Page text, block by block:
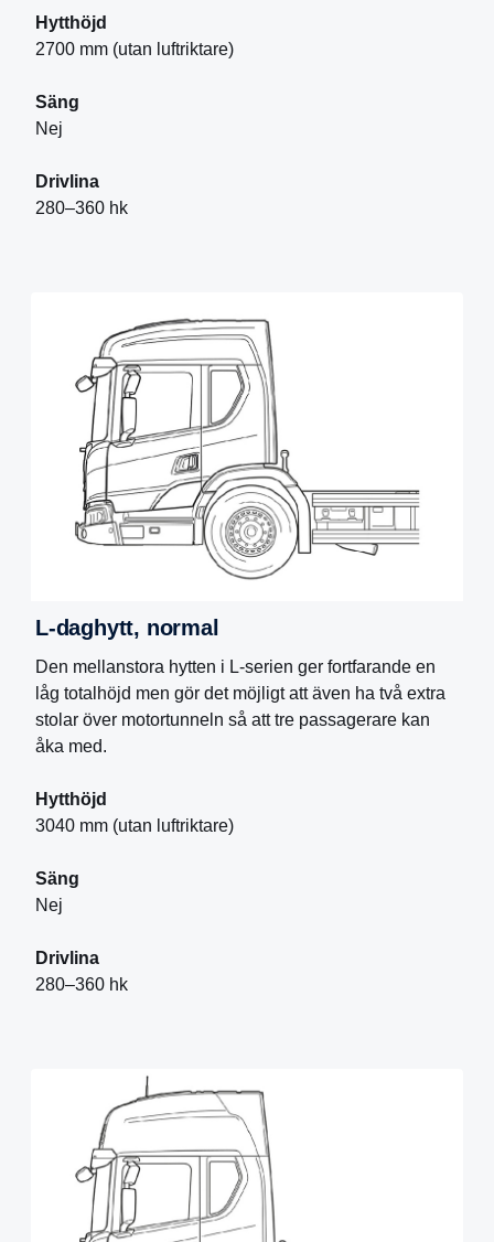
Hytthöjd
2700 mm (utan luftriktare)
Säng
Nej
Drivlina
280–360 hk
L-daghytt, normal
Den mellanstora hytten i L-serien ger fortfarande en
låg totalhöjd men gör det möjligt att även ha två extra
stolar över motortunneln så att tre passagerare kan
åka med.
Hytthöjd
3040 mm (utan luftriktare)
Säng
Nej
Drivlina
280–360 hk